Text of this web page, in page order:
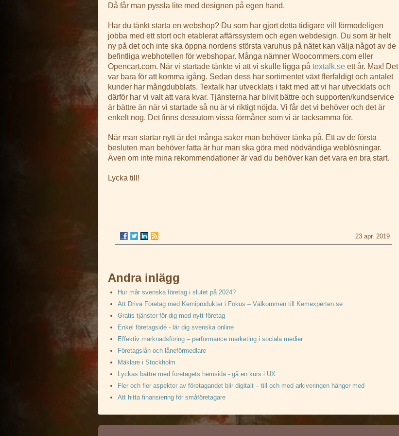
Då får man pyssla lite med designen på egen hand.
Har du tänkt starta en webshop? Du som har gjort detta tidigare vill förmodeligen
jobba med ett stort och etablerat affärssystem och egen webdesign. Du som är helt
ny på det och inte ska öppna nordens största varuhus på nätet kan välja något av de
befintliga webhotellen för webshopar. Många nämner Woocommers.com eller
Opencart.com. När vi startade tänkte vi att vi skulle ligga på textalk.se ett år. Max! Det
var bara för att komma igång. Sedan dess har sortimentet växt flerfaldigt och antalet
kunder har mångdubblats. Textalk har utvecklats i takt med att vi har utvecklats och
därför har vi valt att vara kvar. Tjänsterna har blivit bättre och supporten/kundservice
är bättre än när vi startade så nu är vi riktigt nöjda. Vi får det vi behöver och det är
enkelt nog. Det finns dessutom vissa förmåner som vi är tacksamma för.
När man startar nytt är det många saker man behöver tänka på. Ett av de första
besluten man behöver fatta är hur man ska göra med nödvändiga weblösningar.
Även om inte mina rekommendationer är vad du behöver kan det vara en bra start.
Lycka till!
23 apr. 2019
Andra inlägg
Hur mår svenska företag i slutet på 2024?
Att Driva Företag med Kemiprodukter i Fokus – Välkommen till Kemexperten.se
Gratis tjänster för dig med nytt företag
Enkel företagsidé - lär dig svenska online
Effektiv marknadsföring – performance marketing i sociala medier
Företagslån och låneförmedlare
Mäklare i Stockholm
Lyckas bättre med företagets hemsida - gå en kurs i UX
Fler och fler aspekter av företagandet blir digitalt – till och med arkiveringen hänger med
Att hitta finansiering för småföretagare